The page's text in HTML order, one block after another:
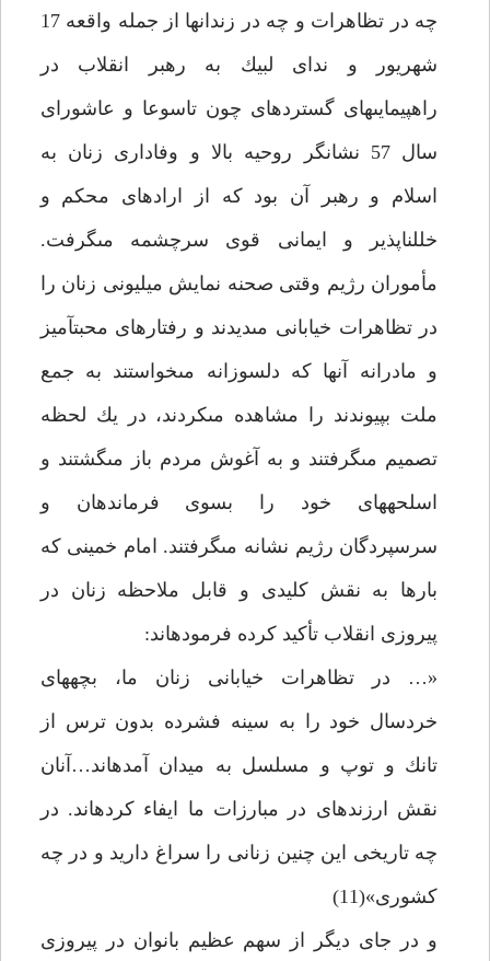
چه در تظاهرات و چه در زندانها از جمله واقعه 17
شهريور و نداى لبيك به رهبر انقلاب در
راهپيمايى‏هاى گسترده‏اى چون تاسوعا و عاشوراى
سال 57 نشانگر روحيه بالا و وفادارى زنان به
اسلام و رهبر آن بود كه از اراده‏اى محكم و
خلل‏ناپذير و ايمانى قوى سرچشمه مى‏گرفت.
مأموران رژيم وقتى صحنه نمايش ميليونى زنان را
در تظاهرات خيابانى مى‏ديدند و رفتارهاى محبت‏آميز
و مادرانه آنها كه دلسوزانه مى‏خواستند به جمع
ملت بپيوندند را مشاهده مى‏كردند، در يك لحظه
تصميم مى‏گرفتند و به آغوش مردم باز مى‏گشتند و
اسلحه‏هاى خود را بسوى فرماندهان و
سرسپردگان رژيم نشانه مى‏گرفتند. امام خمينى كه
بارها به نقش كليدى و قابل ملاحظه زنان در
پيروزى انقلاب تأكيد كرده فرموده‏اند:
«… در تظاهرات خيابانى زنان ما، بچه‏هاى
خردسال خود را به سينه فشرده بدون ترس از
تانك و توپ و مسلسل به ميدان آمده‏اند…آنان
نقش ارزنده‏اى در مبارزات ما ايفاء كرده‏اند. در
چه تاريخى اين چنين زنانى را سراغ داريد و در چه
كشورى»(11)
و در جاى ديگر از سهم عظيم بانوان در پيروزى